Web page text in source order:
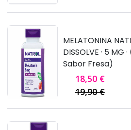
MELATONINA
DISSOLVE · 5 MG
Sabor Fresa)
19,90 €
18,50 €